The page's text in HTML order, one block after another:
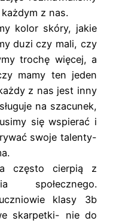
z nas.
kolor skóry, jakie
duzi czy mali, czy
trochę więcej, a
mamy ten jeden
z nas jest inny
na szacunek,
się wspierać i
swoje talenty-
często cierpią z
społecznego.
klasy 3b
skarpetki- nie do